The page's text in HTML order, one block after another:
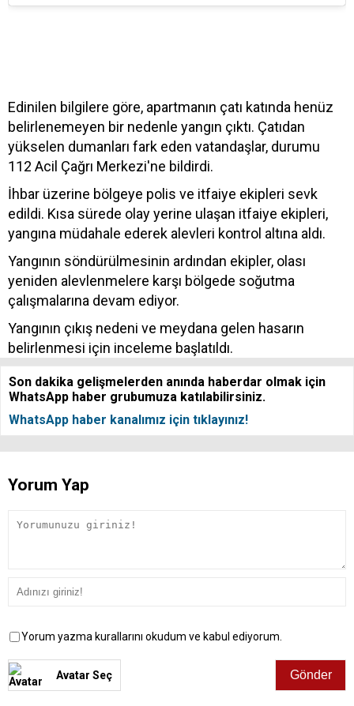
Edinilen bilgilere göre, apartmanın çatı katında henüz
belirlenemeyen bir nedenle yangın çıktı. Çatıdan
yükselen dumanları fark eden vatandaşlar, durumu
112 Acil Çağrı Merkezi'ne bildirdi.
İhbar üzerine bölgeye polis ve itfaiye ekipleri sevk
edildi. Kısa sürede olay yerine ulaşan itfaiye ekipleri,
yangına müdahale ederek alevleri kontrol altına aldı.
Yangının söndürülmesinin ardından ekipler, olası
yeniden alevlenmelere karşı bölgede soğutma
çalışmalarına devam ediyor.
Yangının çıkış nedeni ve meydana gelen hasarın
belirlenmesi için inceleme başlatıldı.
Son dakika gelişmelerden anında haberdar olmak için
WhatsApp haber grubumuza katılabilirsiniz.
WhatsApp haber kanalımız için tıklayınız!
Yorum Yap
Yorum yazma kurallarını okudum ve kabul ediyorum.
Avatar Seç